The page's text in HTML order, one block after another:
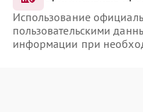
Использование
пользовательскими
информации при